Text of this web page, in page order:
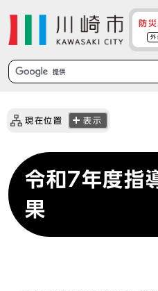
防
外
現在位置 表示
令和7年度指
果